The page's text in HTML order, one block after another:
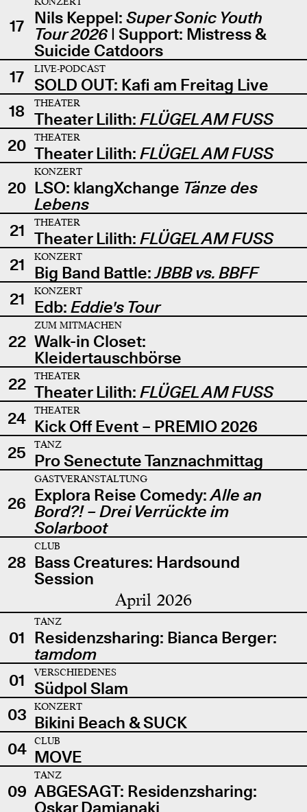
17 Nils Keppel: Super Sonic Youth
Tour 2026| Support: Mistress &
Suicide Catdoors
17
LIVE-PODCAST
SOLD OUT: Kafi am Freitag Live
18
THEATER
Theater Lilith: FLÜGEL AM FUSS
20
THEATER
Theater Lilith: FLÜGEL AM FUSS
20
KONZERT
LSO: klangXchange Tänze des
Lebens
21
THEATER
Theater Lilith: FLÜGEL AM FUSS
21
KONZERT
Big Band Battle:JBBB vs. BBFF
21
KONZERT
Edb: Eddie's Tour
22
ZUM MITMACHEN
Walk-in Closet:
Kleidertauschbörse
22
THEATER
Theater Lilith: FLÜGEL AM FUSS
24
THEATER
Kick Off Event – PREMIO 2026
25
TANZ
Pro Senectute Tanznachmittag
26
GASTVERANSTALTUNG
Explora Reise Comedy:Alle an
Bord?! – Drei Verrückte im
Solarboot
28
CLUB
Bass Creatures: Hardsound
Session
April 2026
01
TANZ
Residenzsharing: Bianca Berger:
tamdom
01
VERSCHIEDENES
Südpol Slam
03
KONZERT
Bikini Beach & SUCK
04
CLUB
MOVE
09
TANZ
ABGESAGT: Residenzsharing:
Oskar Damianaki